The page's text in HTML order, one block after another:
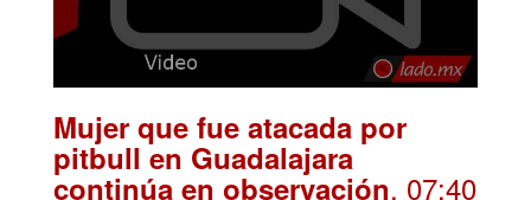
Mujer que fue atacada por
pitbull en Guadalajara
continúa en observación. 07:40